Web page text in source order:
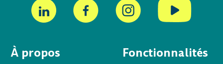
À propos Fonctionnalités